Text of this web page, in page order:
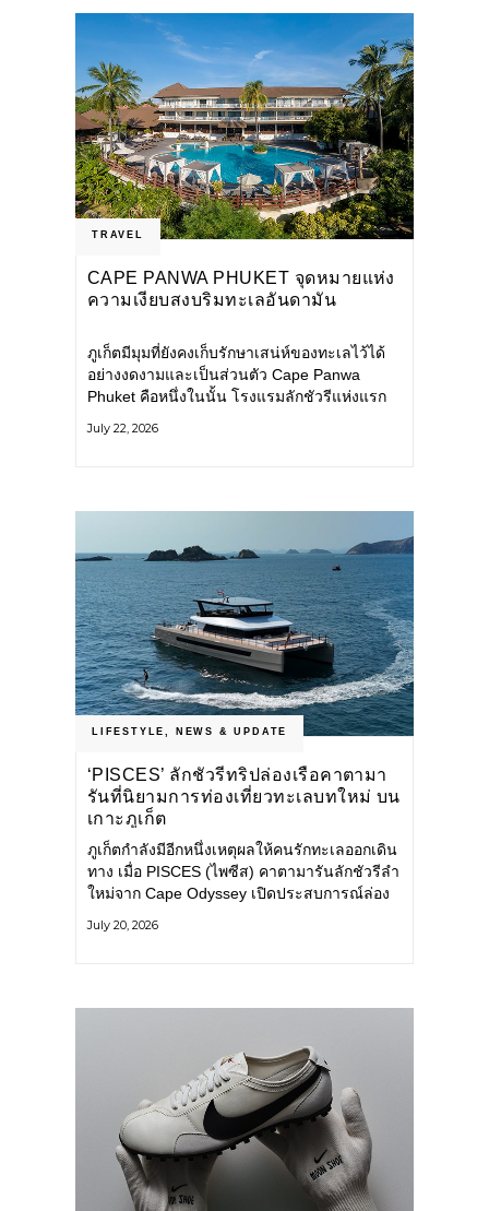
TRAVEL
CAPE PANWA PHUKET จุดหมายแห่ง
ความเงียบสงบริมทะเลอันดามัน
ภูเก็ตมีมุมที่ยังคงเก็บรักษาเสน่ห์ของทะเลไว้ได้
อย่างงดงามและเป็นส่วนตัว Cape Panwa
Phuket คือหนึ่งในนั้น โรงแรมลักชัวรีแห่งแรก
แหลมพันวา ทางตะวันออกเฉียงใต้ของเกาะ
July 22, 2026
LIFESTYLE, NEWS & UPDATE
‘PISCES’ ลักชัวรีทริปล่องเรือคาตามา
รันที่นิยามการท่องเที่ยวทะเลบทใหม่ บน
เกาะภูเก็ต
ภูเก็ตกำลังมีอีกหนึ่งเหตุผลให้คนรักทะเลออกเดิน
ทาง เมื่อ PISCES (ไพซีส) คาตามารันลักชัวรีลำ
ใหม่จาก Cape Odyssey เปิดประสบการณ์ล่อง
ไป ผสานความสะดวกสบายแบบโรงแรมระดับ
July 20, 2026